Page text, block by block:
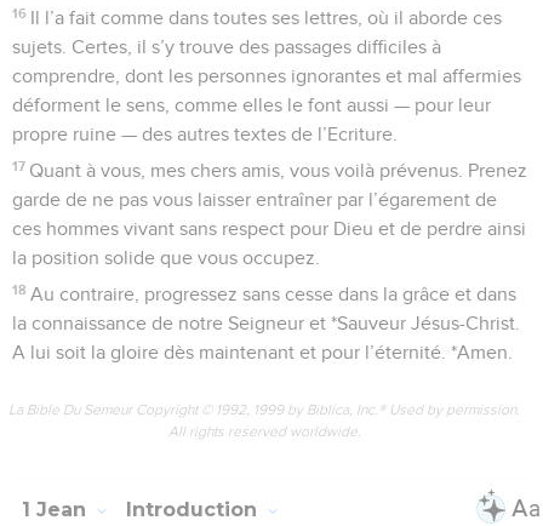
16 Il l’a fait comme dans toutes ses lettres, où il aborde ces
sujets. Certes, il s’y trouve des passages difficiles à
comprendre, dont les personnes ignorantes et mal affermies
déforment le sens, comme elles le font aussi — pour leur
propre ruine — des autres textes de l’Ecriture.
17 Quant à vous, mes chers amis, vous voilà prévenus. Prenez
garde de ne pas vous laisser entraîner par l’égarement de
ces hommes vivant sans respect pour Dieu et de perdre ainsi
la position solide que vous occupez.
18 Au contraire, progressez sans cesse dans la grâce et dans
la connaissance de notre Seigneur et *Sauveur Jésus-Christ.
A lui soit la gloire dès maintenant et pour l’éternité. *Amen.
La Bible Du Semeur Copyright © 1992, 1999 by Biblica, Inc.® Used by permission.
All rights reserved worldwide.
1 Jean Introduction